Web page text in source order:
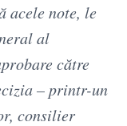
acele note, le
al
către
– printr-un
consilier